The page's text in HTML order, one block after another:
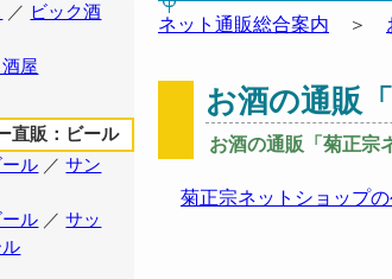
ネット通販総合案内 ＞
お酒の通販
お酒の通販「菊正宗
菊正宗ネットショップの
／ ビック酒
屋
直販：ビール
ル ／サン
ル ／サッ